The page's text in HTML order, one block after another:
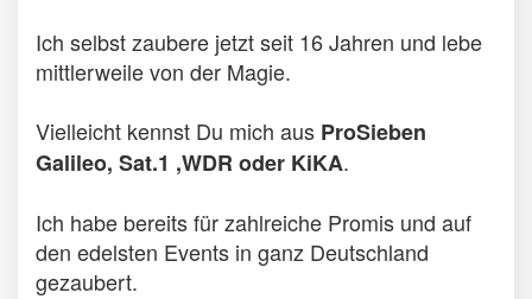
Ich selbst zaubere jetzt seit 16 Jahren und lebe
mittlerweile von der Magie.
Vielleicht kennst Du mich aus ProSieben
Galileo, Sat.1 ,WDR oder KiKA.
Ich habe bereits für zahlreiche Promis und auf
den edelsten Events in ganz Deutschland
gezaubert.